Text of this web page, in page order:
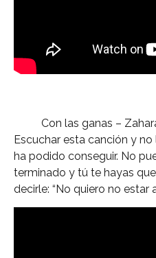
Con las ganas –
Escuchar esta canción y
ha podido conseguir. No
terminado y tú te hayas
decirle: “No quiero no estar